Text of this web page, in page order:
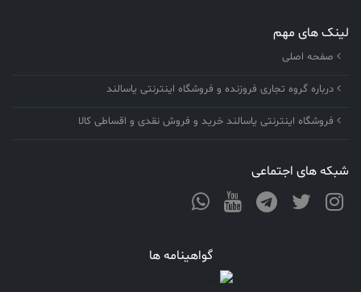
لینک های مهم
صفحه اصلی
درباره گروه تجاری فروزنده و فروشگاه اینترنتی یاسالند
فروشگاه اینترنتی یاسالند خرید و فروش نقدی و اقساطی کالا
شبکه های اجتماعی
گواهینامه ها